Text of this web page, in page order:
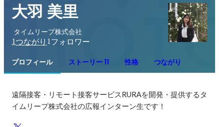
大羽 美里
タイムリープ株式会社
1つながり 1 フォロワー
プロフィール ストーリー 11 性格 つながり
遠隔接客・リモート接客サービスRURAを開発・提供するタ
イムリープ株式会社の広報インターン生です！